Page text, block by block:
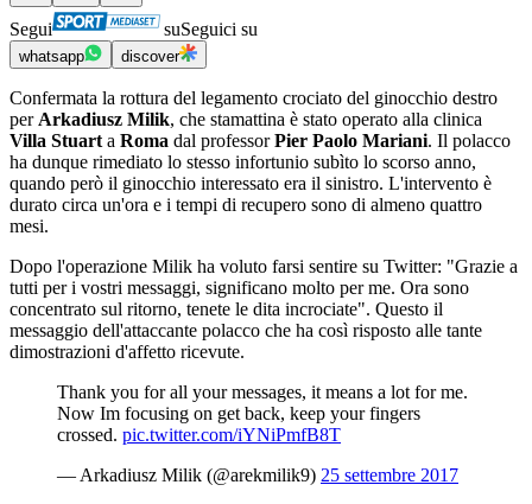
Segui suSeguici su
whatsapp discover
Confermata la rottura del legamento crociato del ginocchio destro
per Arkadiusz Milik, che stamattina è stato operato alla clinica
Villa Stuart a Roma dal professorPier Paolo Mariani. Il polacco
ha dunque rimediato lo stesso infortunio subìto lo scorso anno,
quando però il ginocchio interessato era il sinistro. L'intervento è
durato circa un'ora e i tempi di recupero sono di almeno quattro
mesi.
Dopo l'operazione Milik ha voluto farsi sentire su Twitter: "Grazie a
tutti per i vostri messaggi, significano molto per me. Ora sono
concentrato sul ritorno, tenete le dita incrociate". Questo il
messaggio dell'attaccante polacco che ha così risposto alle tante
dimostrazioni d'affetto ricevute.
Thank you for all your messages, it means a lot for me.
Now Im focusing on get back, keep your fingers
crossed. pic.twitter.com/iYNiPmfB8T
— Arkadiusz Milik (@arekmilik9) 25 settembre 2017